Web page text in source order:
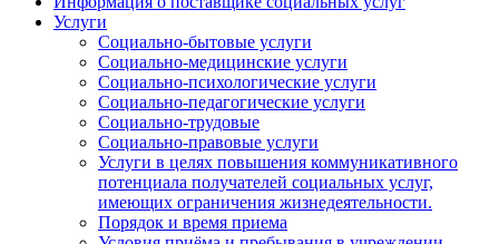
Услуги
Социально-бытовые услуги
Социально-медицинские услуги
Социально-психологические услуги
Социально-педагогические услуги
Социально-трудовые
Социально-правовые услуги
Услуги в целях повышения коммуникативного
потенциала получателей социальных услуг,
имеющих ограничения жизнедеятельности.
Порядок и время приема